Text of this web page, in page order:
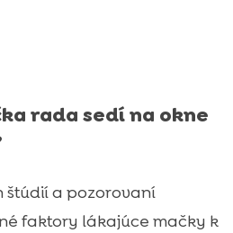
rada sedí na okne
štúdií a pozorovaní
faktory lákajúce mačky k